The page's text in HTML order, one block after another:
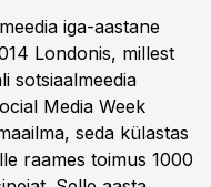
iga-aastane
Londonis, millest
sotsiaalmeedia
Media Week
seda külastas
raames toimus 1000